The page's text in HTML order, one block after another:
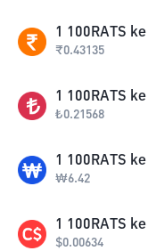
1 100RATS ke
₹0.43135
1 100RATS ke
₺0.21568
1 100RATS ke
₩6.42
1 100RATS ke
$0.00634